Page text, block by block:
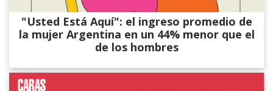
"Usted Está Aquí": el ingreso promedio de
la mujer Argentina en un 44% menor que el
de los hombres